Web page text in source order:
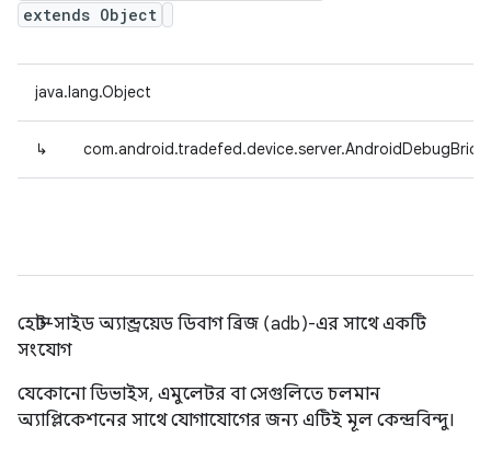
extends Object
java.lang.Object
↳
হোস্ট-সাইড অ্যান্ড্রয়েড ডিবাগ ব্রিজ (adb)-এর সাথে একটি
সংযোগ
যেকোনো ডিভাইস, এমুলেটর বা সেগুলিতে চলমান
অ্যাপ্লিকেশনের সাথে যোগাযোগের জন্য এটিই মূল কেন্দ্রবিন্দু।